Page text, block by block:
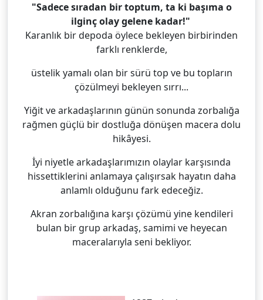
"Sadece sıradan bir toptum, ta ki başıma o
ilginç olay gelene kadar!"
Karanlık bir depoda öylece bekleyen birbirinden
farklı renklerde,
üstelik yamalı olan bir sürü top ve bu topların
çözülmeyi bekleyen sırrı...
Yiğit ve arkadaşlarının günün sonunda zorbalığa
rağmen güçlü bir dostluğa dönüşen macera dolu
hikâyesi.
İyi niyetle arkadaşlarımızın olaylar karşısında
hissettiklerini anlamaya çalışırsak hayatın daha
anlamlı olduğunu fark edeceğiz.
Akran zorbalığına karşı çözümü yine kendileri
bulan bir grup arkadaş, samimi ve heyecan
maceralarıyla seni bekliyor.